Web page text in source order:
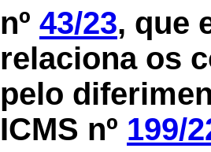
nº 43/23, que
relaciona os
pelo
ICMS nº 199/